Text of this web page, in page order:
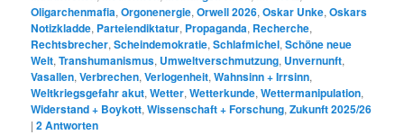
Oligarchenmafia,Orgonenergie,Orwell 2026,Oskar Unke,Oskars
Notizkladde, Parteiendiktatur, Propaganda, Recherche,
Rechtsbrecher,Scheindemokratie,Schlafmichel,Schöne neue
Welt,Transhumanismus, Umweltverschmutzung, Unvernunft,
Vasallen,Verbrechen,Verlogenheit,Wahnsinn + Irrsinn,
Weltkriegsgefahr akut,Wetter,Wetterkunde,Wettermanipulation,
Widerstand + Boykott,Wissenschaft + Forschung,Zukunft 2025/26
|2Antworten